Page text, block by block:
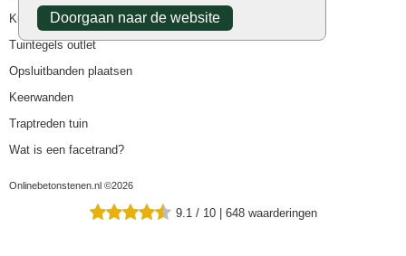
Doorgaan naar de website
Kunstgras
Tuintegels outlet
Opsluitbanden plaatsen
Keerwanden
Traptreden tuin
Wat is een facetrand?
Onlinebetonstenen.nl ©2026
9.1 / 10 | 648 waarderingen